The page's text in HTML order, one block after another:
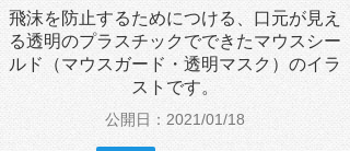
飛沫を防止するためにつける、口元が見え
る透明のプラスチックでできたマウスシー
ルド（マウスガード・透明マスク）のイラ
ストです。
公開日：2021/01/18